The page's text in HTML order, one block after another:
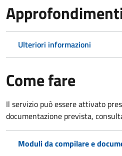
Ulteriori informazioni
Come fare
Il servizio può essere attivato
documentazione prevista,
Moduli da compilare e